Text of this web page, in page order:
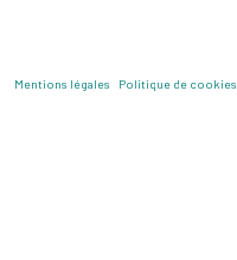
Mentions légales Politique de cookies